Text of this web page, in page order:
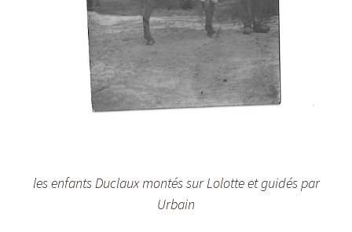
les enfants Duclaux montés sur Lolotte et guidés par
Urbain